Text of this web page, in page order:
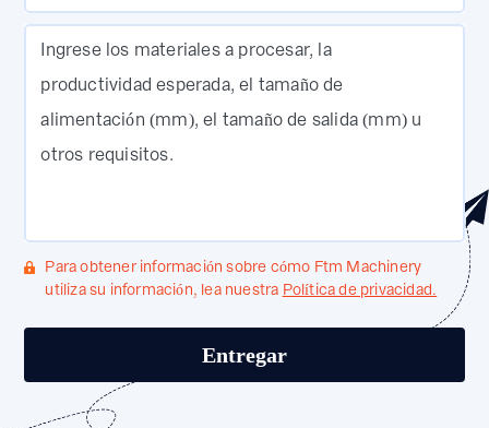
Ingrese los materiales a procesar, la
productividad esperada, el tamaño de
alimentación (mm), el tamaño de salida (mm) u
otros requisitos.
Para obtener información sobre cómo Ftm Machinery
utiliza su información, lea nuestra Política de privacidad.